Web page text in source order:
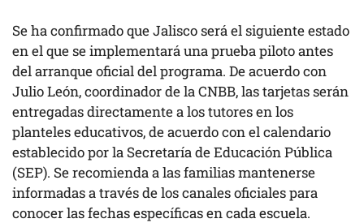
Se ha confirmado que Jalisco será el siguiente estado
en el que se implementará una prueba piloto antes
del arranque oficial del programa. De acuerdo con
Julio León, coordinador de la CNBB, las tarjetas serán
entregadas directamente a los tutores en los
planteles educativos, de acuerdo con el calendario
establecido por la Secretaría de Educación Pública
(SEP). Se recomienda a las familias mantenerse
informadas a través de los canales oficiales para
conocer las fechas específicas en cada escuela.